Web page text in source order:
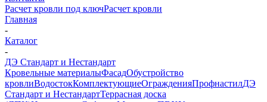
Расчет кровли под ключРасчет кровли
Главная
-
Каталог
-
ДЭ Стандарт и Нестандарт
Кровельные материалыФасадОбустройство
кровлиВодостокКомплектующиеОгражденияПрофнастилДЭ
Стандарт и НестандартТеррасная доска